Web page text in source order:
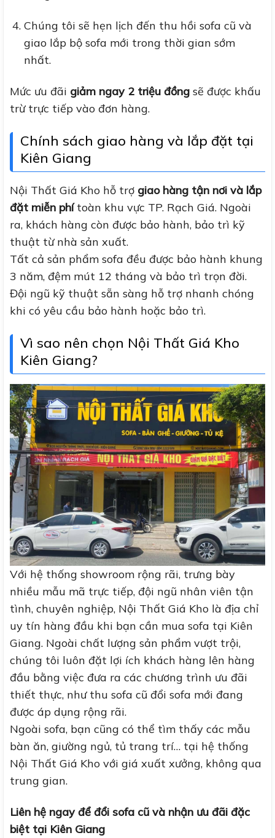
Chúng tôi sẽ hẹn lịch đến thu hồi sofa cũ và
giao lắp bộ sofa mới trong thời gian sớm
nhất.
Mức ưu đãi giảm ngay 2 triệu đồng sẽ được khấu
trừ trực tiếp vào đơn hàng.
Chính sách giao hàng và lắp đặt tại
Kiên Giang
Nội Thất Giá Kho hỗ trợ giao hàng tận nơi và lắp
đặt miễn phítoàn khu vực TP. Rạch Giá. Ngoài
ra, khách hàng còn được bảo hành, bảo trì kỹ
thuật từ nhà sản xuất.
Tất cả sản phẩm sofa đều được bảo hành khung
3 năm, đệm mút 12 tháng và bảo trì trọn đời.
Đội ngũ kỹ thuật sẵn sàng hỗ trợ nhanh chóng
khi có yêu cầu bảo hành hoặc bảo trì.
Vì sao nên chọn Nội Thất Giá Kho
Kiên Giang?
Với hệ thống showroom rộng rãi, trưng bày
nhiều mẫu mã trực tiếp, đội ngũ nhân viên tận
tình, chuyên nghiệp, Nội Thất Giá Kho là địa chỉ
uy tín hàng đầu khi bạn cần mua sofa tại Kiên
Giang. Ngoài chất lượng sản phẩm vượt trội,
chúng tôi luôn đặt lợi ích khách hàng lên hàng
đầu bằng việc đưa ra các chương trình ưu đãi
thiết thực, như thu sofa cũ đổi sofa mới đang
được áp dụng rộng rãi.
Ngoài sofa, bạn cũng có thể tìm thấy các mẫu
bàn ăn, giường ngủ, tủ trang trí… tại hệ thống
Nội Thất Giá Kho với giá xuất xưởng, không qua
trung gian.
Liên hệ ngay để đổi sofa cũ và nhận ưu đãi đặc
biệt tại Kiên Giang